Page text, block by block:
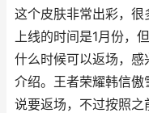
这个皮肤非常出彩，
上线的时间是1月份，
什么时候可以返场，感
介绍。王者荣耀韩信
说要返场，不过按照